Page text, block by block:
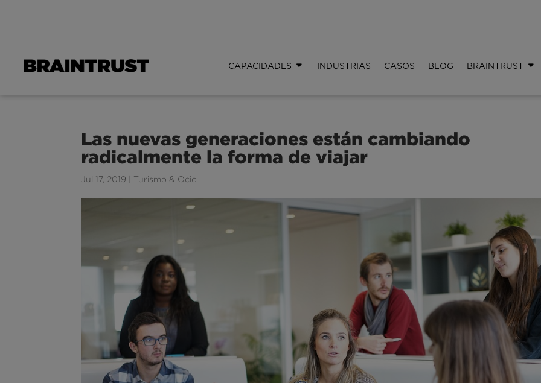
CAPACIDADES INDUSTRIAS CASOS BLOG BRAINTRUST
Las nuevas generaciones están cambiando
radicalmente la forma de viajar
Jul 17, 2019 Turismo & Ocio